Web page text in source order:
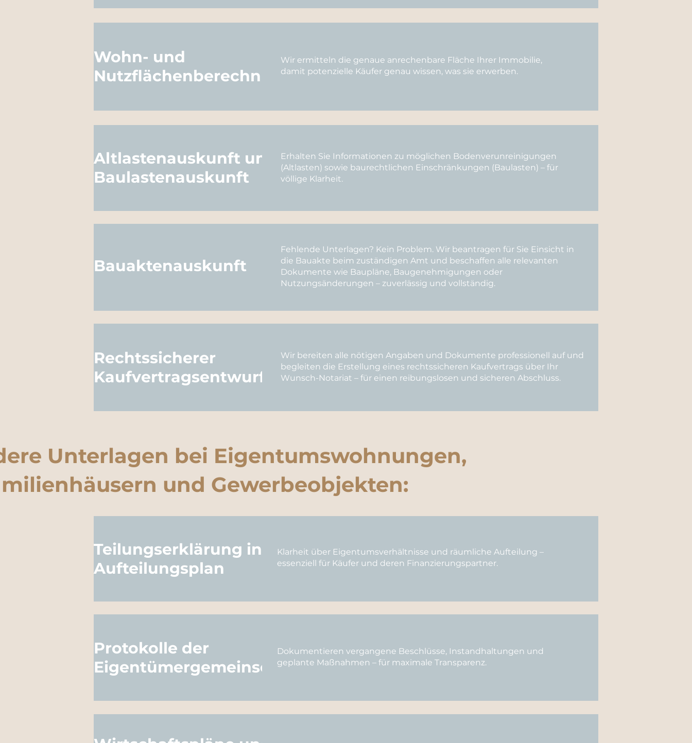
Wohn- und
Nutzflächenberechnung
Wir ermitteln die genaue anrechenbare Fläche Ihrer Immobilie,
damit potenzielle Käufer genau wissen, was sie erwerben.
Altlastenauskunft und
Baulastenauskunft
Erhalten Sie Informationen zu möglichen Bodenverunreinigungen
(Altlasten) sowie baurechtlichen Einschränkungen (Baulasten) – für
völlige Klarheit.
Bauaktenauskunft
Fehlende Unterlagen? Kein Problem. Wir beantragen für Sie Einsicht in
die Bauakte beim zuständigen Amt und beschaffen alle relevanten
Dokumente wie Baupläne, Baugenehmigungen oder
Nutzungsänderungen – zuverlässig und vollständig.
Rechtssicherer
Kaufvertragsentwurf
Wir bereiten alle nötigen Angaben und Dokumente professionell auf und
begleiten die Erstellung eines rechtssicheren Kaufvertrags über Ihr
Wunsch-Notariat – für einen reibungslosen und sicheren Abschluss.
Unterlagen bei Eigentumswohnungen,
und Gewerbeobjekten:
Teilungserklärung inkl.
Aufteilungsplan
Klarheit über Eigentumsverhältnisse und räumliche Aufteilung –
essenziell für Käufer und deren Finanzierungspartner.
Protokolle der
Eigentümergemeinschaft
Dokumentieren vergangene Beschlüsse, Instandhaltungen und
geplante Maßnahmen – für maximale Transparenz.